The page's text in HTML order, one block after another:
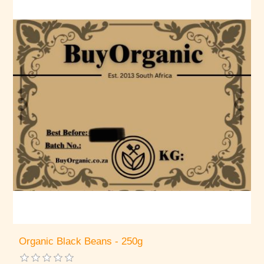
Organic Black Beans - 250g